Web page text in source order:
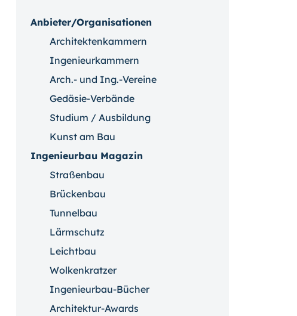
Anbieter/Organisationen
Architektenkammern
Ingenieurkammern
Arch.- und Ing.-Vereine
Gedäsie-Verbände
Studium / Ausbildung
Kunst am Bau
Ingenieurbau Magazin
Straßenbau
Brückenbau
Tunnelbau
Lärmschutz
Leichtbau
Wolkenkratzer
Ingenieurbau-Bücher
Architektur-Awards